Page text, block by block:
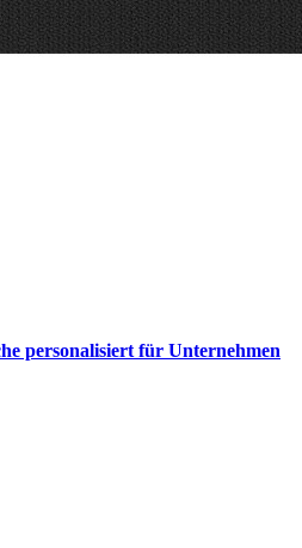
personalisiert für Unternehmen